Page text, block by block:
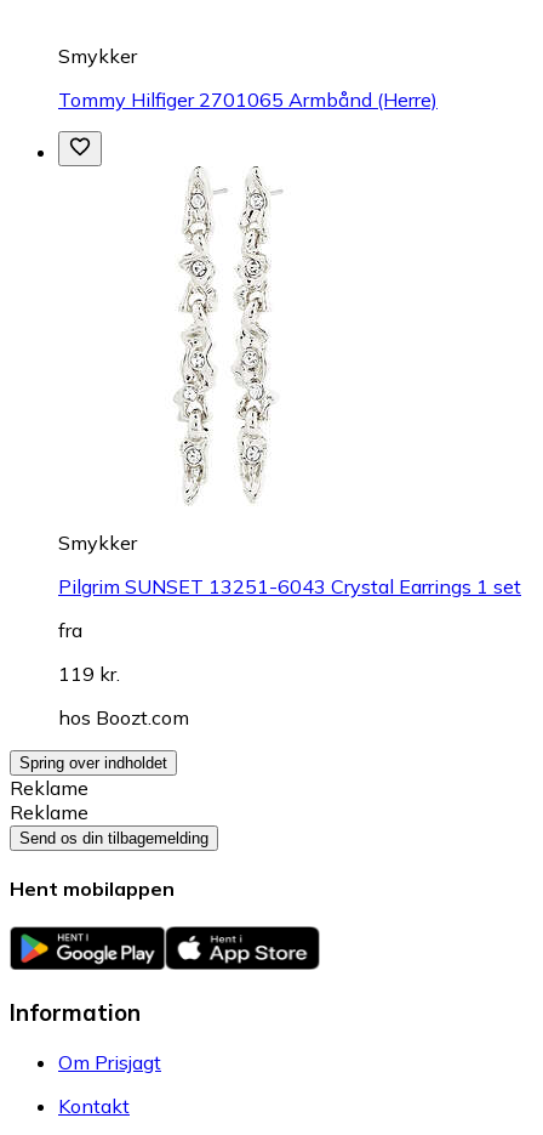
Smykker
Tommy Hilfiger 2701065 Armbånd (Herre)
Smykker
Pilgrim SUNSET 13251-6043 Crystal Earrings 1 set
fra
119 kr.
hos Boozt.com
Spring over indholdet
Reklame
Reklame
Send os din tilbagemelding
Hent mobilappen
Information
Om Prisjagt
Kontakt